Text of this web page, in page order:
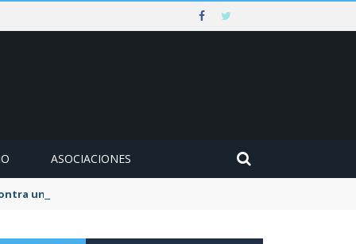
ASOCIACIONES
un muro en Ezcaray